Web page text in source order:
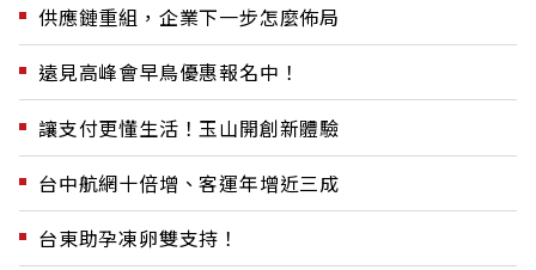
供應鏈重組，企業下一步怎麼佈局
遠見高峰會早鳥優惠報名中！
讓支付更懂生活！玉山開創新體驗
台中航網十倍增、客運年增近三成
台東助孕凍卵雙支持！